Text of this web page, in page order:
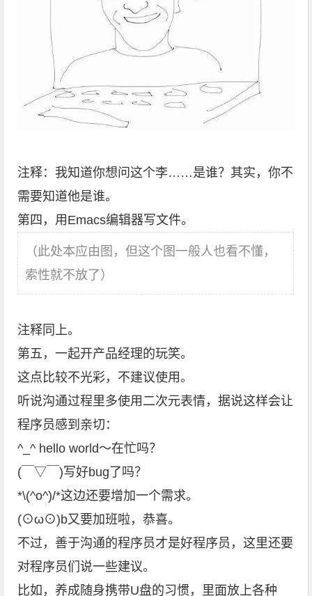
注释：我知道你想问这个李……是谁？其实，你不
需要知道他是谁。
第四，用Emacs编辑器写文件。
（此处本应由图，但这个图一般人也看不懂，
索性就不放了）
注释同上。
第五，一起开产品经理的玩笑。
这点比较不光彩，不建议使用。
听说沟通过程里多使用二次元表情，据说这样会让
程序员感到亲切：
^_^ hello world～在忙吗？
(￣▽￣)写好bug了吗？
*\(^o^)/*这边还要增加一个需求。
(⊙ω⊙)b又要加班啦，恭喜。
不过，善于沟通的程序员才是好程序员，这里还要
对程序员们说一些建议。
比如，养成随身携带U盘的习惯，里面放上各种